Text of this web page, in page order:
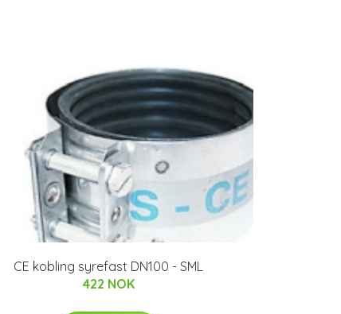
CE kobling syrefast DN100 - SML
422 NOK